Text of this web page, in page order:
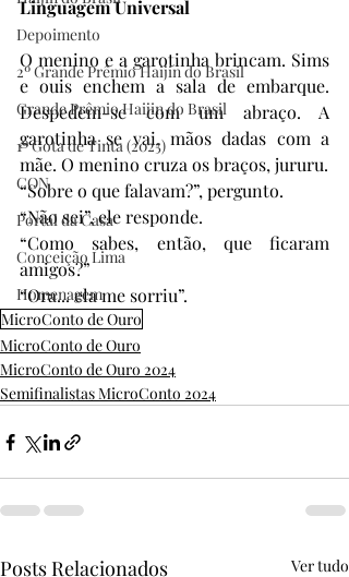
Depoimento
2º Grande Prêmio Haijin do Brasil
Grande Prêmio Haijin do Brasil
1º Gota de Tinta (2025)
CON
Portal da Casa
Conceição Lima
Homenagem
Linguagem Universal
O menino e a garotinha brincam. Sims
e ouis enchem a sala de embarque.
Despedem-se com um abraço. A
garotinha se vai, mãos dadas com a
“Sobre o que falavam?”, pergunto.
“Não sei”, ele responde.
“Como sabes, então, que ficaram
amigos?”
“Ora... ela me sorriu”.
MicroConto de Ouro
MicroConto de Ouro
MicroConto de Ouro 2024
Semifinalistas MicroConto 2024
Posts Relacionados Ver tudo